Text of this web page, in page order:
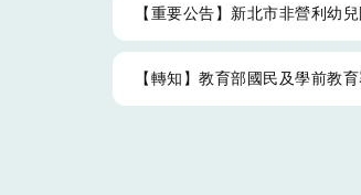
【重要公告】新北市非營利幼
【轉知】教育部國民及學前教